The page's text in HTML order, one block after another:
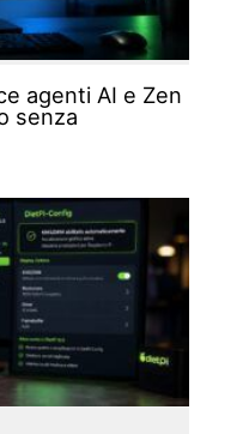
agenti AI e Zen
senza